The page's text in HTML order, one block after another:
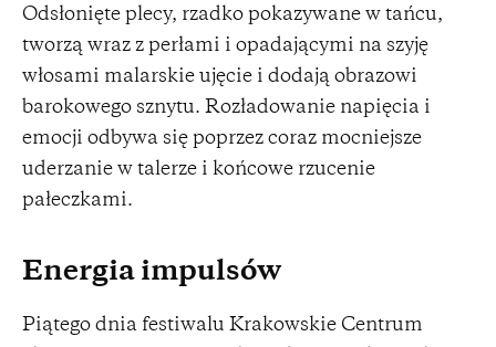
Odsłonięte plecy, rzadko pokazywane w tańcu,
tworzą wraz z perłami i opadającymi na szyję
włosami malarskie ujęcie i dodają obrazowi
barokowego sznytu. Rozładowanie napięcia i
emocji odbywa się poprzez coraz mocniejsze
uderzanie w talerze i końcowe rzucenie
pałeczkami.
Energia impulsów
Piątego dnia festiwalu Krakowskie Centrum